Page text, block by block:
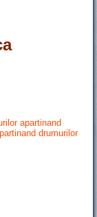
apartinand
drumurilor